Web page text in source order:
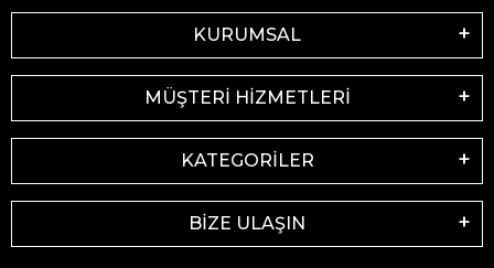
KURUMSAL
MÜŞTERİ HİZMETLERİ
KATEGORİLER
BİZE ULAŞIN